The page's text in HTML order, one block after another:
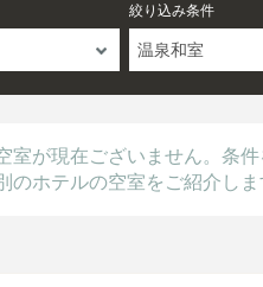
絞り込み条件
温泉和室
室が現在ございません。条
のホテルの空室をご紹介しま